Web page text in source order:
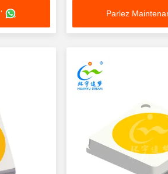
Parlez